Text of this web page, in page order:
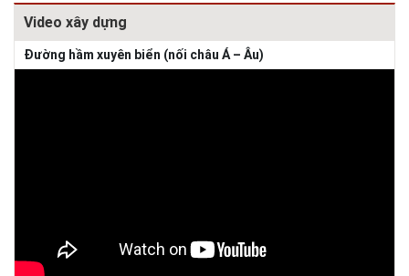
Video xây dựng
Đường hầm xuyên biển (nối châu Á – Âu)